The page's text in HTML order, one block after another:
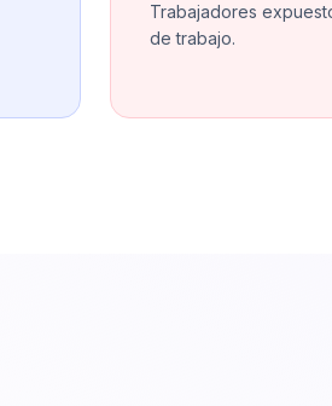
Trabajadores
de trabajo.